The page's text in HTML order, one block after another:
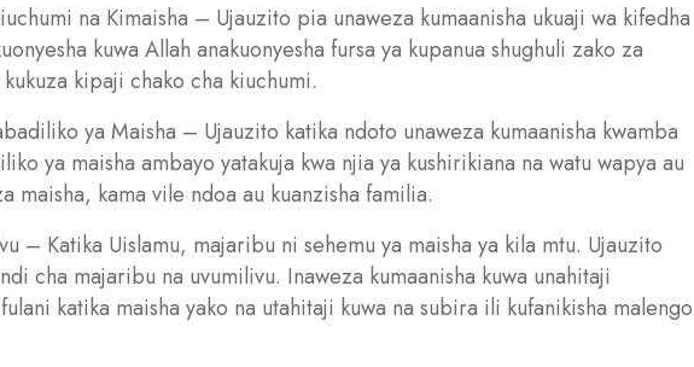
na Kimaisha – Ujauzito pia unaweza kumaanisha ukuaji wa kifedha
kuwa Allah anakuonyesha fursa ya kupanua shughuli zako za
kipaji chako cha kiuchumi.
ya Maisha – Ujauzito katika ndoto unaweza kumaanisha kwamba
ya maisha ambayo yatakuja kwa njia ya kushirikiana na watu wapya au
maisha, kama vile ndoa au kuanzisha familia.
– Katika Uislamu, majaribu ni sehemu ya maisha ya kila mtu. Ujauzito
cha majaribu na uvumilivu. Inaweza kumaanisha kuwa unahitaji
katika maisha yako na utahitaji kuwa na subira ili kufanikisha malengo